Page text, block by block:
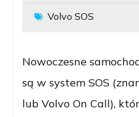
Volvo SOS
Nowoczesne
są w system SOS
lub Volvo On Call),